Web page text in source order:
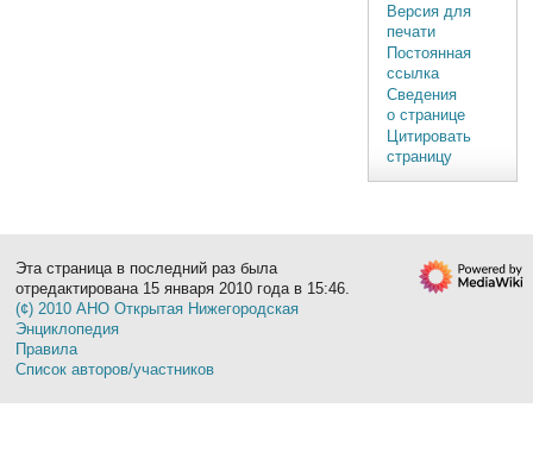
Версия для
печати
Постоянная
ссылка
Сведения
о странице
Цитировать
страницу
Эта страница в последний раз была
отредактирована 15 января 2010 года в 15:46.
(¢) 2010 АНО Открытая Нижегородская
Энциклопедия
Правила
Список авторов/участников